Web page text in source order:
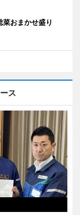
おまかせ盛り
ス